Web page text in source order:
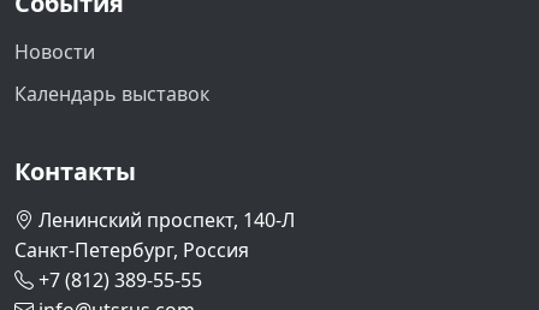
Новости
Календарь выставок
Контакты
Ленинский проспект, 140-Л
Санкт-Петербург, Россия
+7 (812) 389-55-55